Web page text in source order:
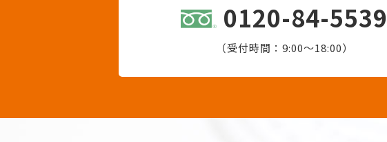
0120-84-5539
（受付時間：9:00〜18:00）